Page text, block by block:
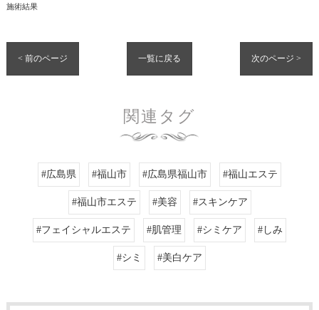
施術結果
< 前のページ 一覧に戻る 次のページ >
関連タグ
#広島県 #福山市 #広島県福山市 #福山エステ
#福山市エステ #美容 #スキンケア
#フェイシャルエステ #肌管理 #シミケア #しみ
#シミ #美白ケア